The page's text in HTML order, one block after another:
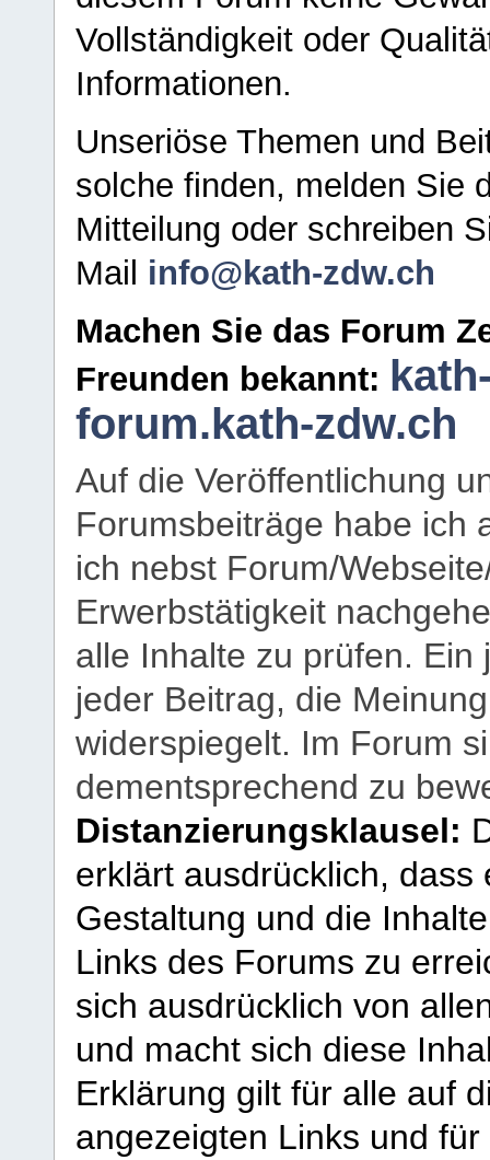
Vollständigkeit oder
Informationen.
Unseriöse Themen und
solche finden, melden Sie
Mitteilung oder schreiben
Mail info@kath-zdw.ch
Machen Sie das Forum
Freunden bekannt:
forum.kath-zdw.ch
Auf die Veröffentlichung
Forumsbeiträge habe ich
ich nebst Forum/
Erwerbstätigkeit
alle Inhalte zu prüfen.
jeder Beitrag, die
widerspiegelt. Im Forum
dementsprechend zu
Distanzierungsklausel:
erklärt ausdrücklich,
Gestaltung und die
Links des Forums zu
sich ausdrücklich von
und macht sich diese
Erklärung gilt für alle auf
angezeigten Links und